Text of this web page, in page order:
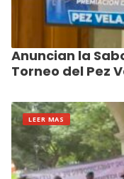
Anuncian la
Torneo del Pez
LEER MAS